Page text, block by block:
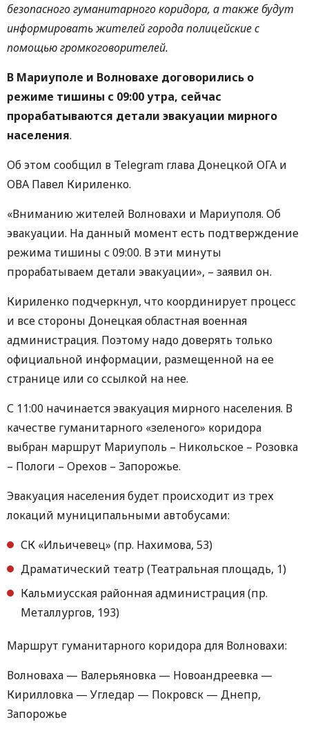
безопасного гуманитарного коридора, а также будут
информировать жителей города полицейские с
помощью громкоговорителей.
В Мариуполе и Волновахе договорились о
режиме тишины с 09:00 утра, сейчас
прорабатываются детали эвакуации мирного
населения.
Об этом сообщил в Telegram глава Донецкой ОГА и
ОВА Павел Кириленко.
«Вниманию жителей Волновахи и Мариуполя. Об
эвакуации. На данный момент есть подтверждение
режима тишины с 09:00. В эти минуты
прорабатываем детали эвакуации», – заявил он.
Кириленко подчеркнул, что координирует процесс
и все стороны Донецкая областная военная
администрация. Поэтому надо доверять только
официальной информации, размещенной на ее
странице или со ссылкой на нее.
С 11:00 начинается эвакуация мирного населения. В
качестве гуманитарного «зеленого» коридора
выбран маршрут Мариуполь – Никольское – Розовка
– Пологи – Орехов – Запорожье.
Эвакуация населения будет происходит из трех
локаций муниципальными автобусами:
СК «Ильичевец» (пр. Нахимова, 53)
Драматический театр (Театральная площадь, 1)
Кальмиусская районная администрация (пр.
Металлургов, 193)
Маршрут гуманитарного коридора для Волновахи:
Волноваха — Валерьяновка — Новоандреевка —
Кирилловка — Угледар — Покровск — Днепр,
Запорожье